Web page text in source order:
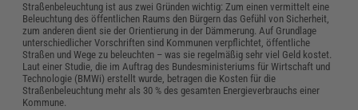
Straßenbeleuchtung ist aus zwei Gründen wichtig: Zum einen vermittelt eine
Beleuchtung des öffentlichen Raums den Bürgern das Gefühl von Sicherheit,
zum anderen dient sie der Orientierung in der Dämmerung. Auf Grundlage
unterschiedlicher Vorschriften sind Kommunen verpflichtet, öffentliche
Straßen und Wege zu beleuchten – was sie regelmäßig sehr viel Geld kostet.
Laut einer Studie, die im Auftrag des Bundesministeriums für Wirtschaft und
Technologie (BMWi) erstellt wurde, betragen die Kosten für die
Straßenbeleuchtung mehr als 30 % des gesamten Energieverbrauchs einer
Kommune.